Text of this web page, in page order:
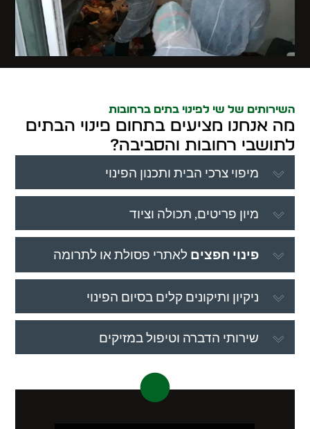
השירותים של שי לפינוי בתים ברחובות
מה אנחנו מציעים בתחום פינוי הבתים
לתושבי רחובות והסביבה?
מיפוי צרכי הבית ותכנון הפינוי
מיון פריטים, תכולה וציוד
פינוי חפצים לאתרי פסולת או לתרומה
ניקיון ותיקונים קלים בסיום הפינוי
שירותי הדברה וטיפול במזיקים